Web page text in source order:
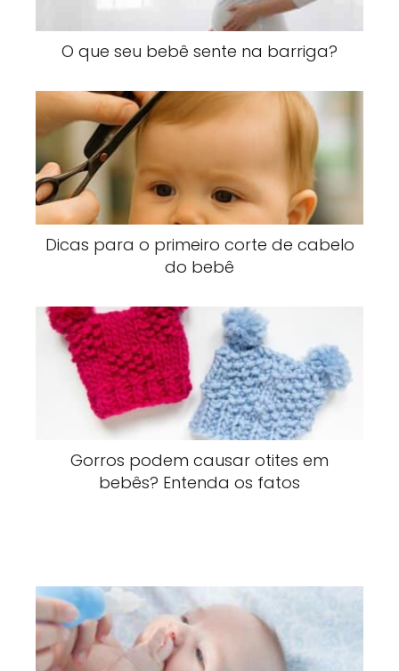
O que seu bebê sente na barriga?
Dicas para o primeiro corte de cabelo
do bebê
Gorros podem causar otites em
bebês? Entenda os fatos